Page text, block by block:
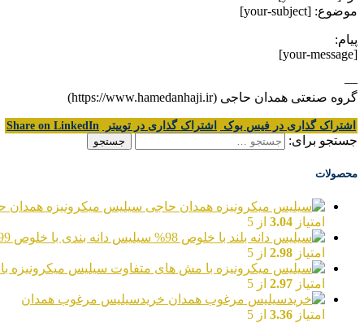
موضوع: [your-subject]
پیام:
[your-message]
—
گروه صنعتی همدان حاجی (https://www.hamedanhaji.ir)
اشتراک گذاری در فیس بوک اشتراک گذاری در توییتر Share on LinkedIn
جستجو برای:
محصولات
سیلیس میکرونیزه همدان
امتیاز 3.04 از 5
سیلیس دانه بندی با خلوص 99%
امتیاز 2.98 از 5
سیلیس میکرونیزه
امتیاز 2.97 از 5
خریدسیلیس مرغوب همدان
امتیاز 3.36 از 5